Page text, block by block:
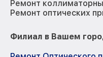
Ремонт
Ремонт оптических
Филиал в Вашем